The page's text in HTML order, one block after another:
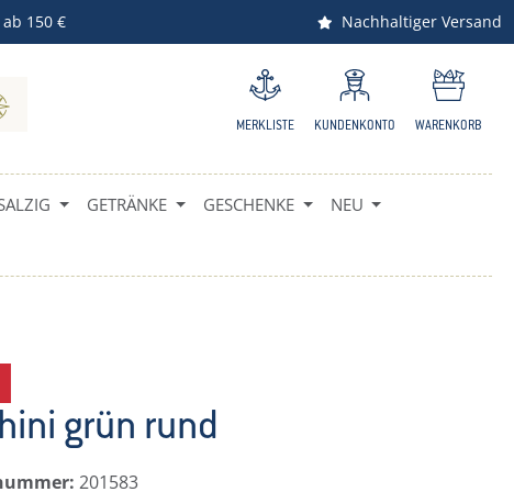
150 € Nachhaltiger Versand
MERKLISTE KUNDENKONTO WARENKORB
GETRÄNKE GESCHENKE
NEU
grün rund
201583